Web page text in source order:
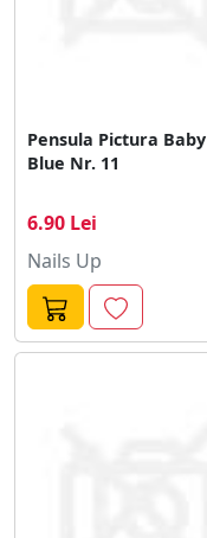
Pensula Pictura Baby
Blue Nr. 11
6.90 Lei
Nails Up